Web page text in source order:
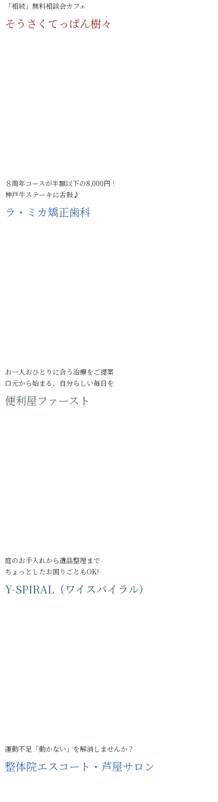
「相続」無料相談会カフェ
そうさくてっぱん樹々
８周年コースが半額以下の8,000円！
神戸牛ステーキに舌鼓♪
ラ・ミカ矯正歯科
お一人おひとりに合う治療をご提案
口元から始まる、自分らしい毎日を
便利屋ファースト
庭のお手入れから遺品整理まで
ちょっとしたお困りごともOK!
Y-SPIRAL（ワイスパイラル）
運動不足「動かない」を解消しませんか？
整体院エスコート・芦屋サロン